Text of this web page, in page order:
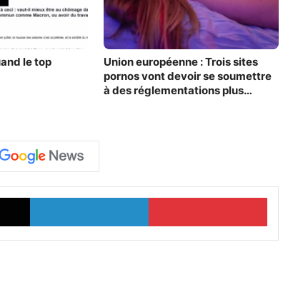
le top
Union européenne : Trois sites
pornos vont devoir se soumettre
à des réglementations plus
X Linkedin Pinterest